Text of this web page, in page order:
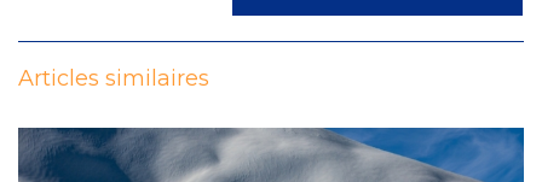
Articles similaires